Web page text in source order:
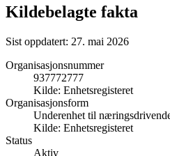
Kildebelagte fakta
Sist oppdatert: 27. mai 2026
Organisasjonsnummer
937772777
Kilde: Enhetsregisteret
Organisasjonsform
Underenhet til
Kilde: Enhetsregisteret
Status
Aktiv